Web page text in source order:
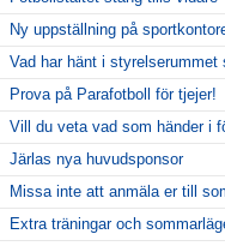
Ny uppställning på
Vad har hänt i styrelserummet
Prova på Parafotboll för tjejer!
Vill du veta vad som händer i
Järlas nya huvudsponsor
Missa inte att anmäla er till
Extra träningar och